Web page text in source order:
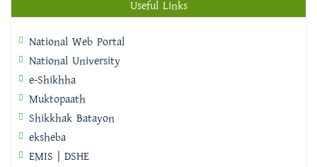
Useful Links
National Web Portal
National University
e-Shikhha
Muktopaath
Shikkhak Batayon
eksheba
EMIS | DSHE